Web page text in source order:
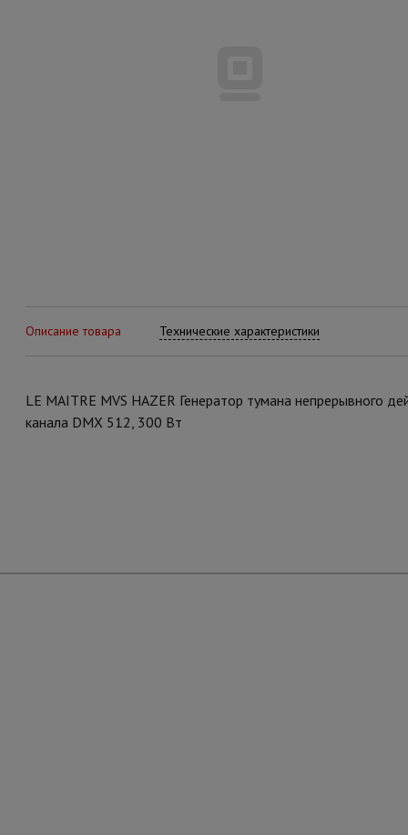
Описание товара Технические характеристики
LE MAITRE MVS HAZER Генератор тумана непрерывного
канала DMX 512, 300 Вт